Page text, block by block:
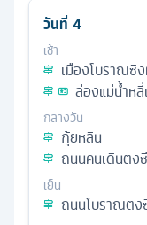
วันที่ 4
เช้า
เมืองโบราณซิ
ล่องแม่น้ำหลี่
กลางวัน
กุ้ยหลิน
ถนนคนเดินตง
เย็น
ถนนโบราณตง